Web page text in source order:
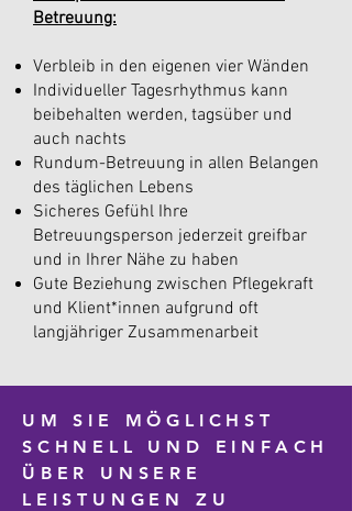
Betreuung:
Verbleib in den eigenen vier Wänden ​
Individueller Tagesrhythmus kann
beibehalten werden, tagsüber und
auch nachts
Rundum-Betreuung in allen Belangen
des täglichen Lebens
Sicheres Gefühl Ihre
Betreuungsperson jederzeit greifbar
und in Ihrer Nähe zu haben​
Gute Beziehung zwischen Pflegekraft
und Klient*innen aufgrund oft
langjähriger Zusammenarbeit
UM SIE MÖGLICHST
SCHNELL UND EINFACH
ÜBER UNSERE
LEISTUNGEN ZU